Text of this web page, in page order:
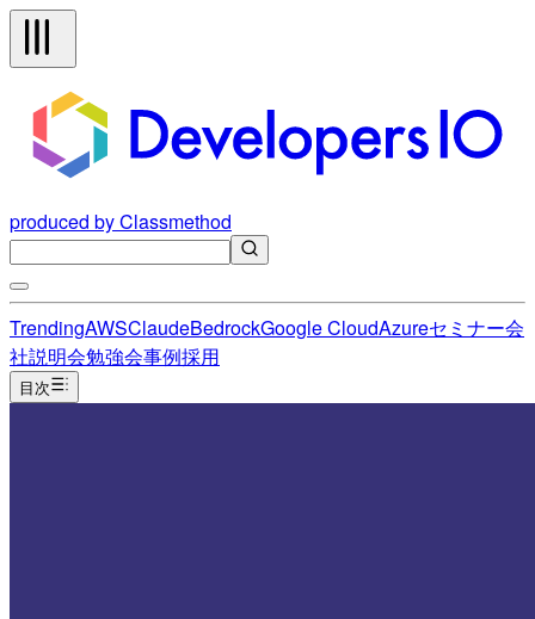
produced by Classmethod
TrendingAWSClaudeBedrockGoogle CloudAzureセミナー会
社説明会勉強会事例採用
目次